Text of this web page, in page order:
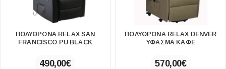
ΠΟΛΥΘΡΌΝΑ RELAX SAN
FRANCISCO PU BLACK
490,00€
ΠΟΛΥΘΡΌΝΑ RELAX DENVER
ΥΦΑΣΜΑ ΚΑΦΕ
570,00€